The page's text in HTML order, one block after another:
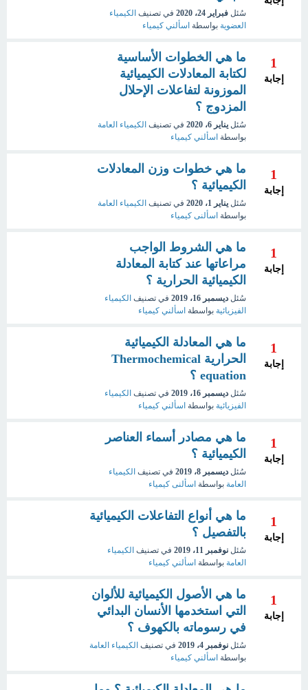
سُئل فبراير 24، 2020 في تصنيف الكيمياء
العضوية بواسطة اسألني كيمياء
1
إجابة
ما هي الخطوات الأساسية
لكتابة المعادلات الكيميائية
الموزونة لتفاعلات الإحلال
المزدوج ؟
سُئل يناير 6، 2020 في تصنيف الكيمياء العامة
بواسطة اسألني كيمياء
1
إجابة
ما هي خطوات وزن المعادلات
الكيميائية ؟
سُئل يناير 1، 2020 في تصنيف الكيمياء العامة
بواسطة اسألنى كيمياء
1
إجابة
ما هي الشروط الواجب
مراعاتها عند كتابة المعادلة
الكيميائية الحرارية ؟
سُئل ديسمبر 16، 2019 في تصنيف الكيمياء
الفيزيائية بواسطة اسألني كيمياء
1
إجابة
ما هي المعادلة الكيميائية
الحرارية Thermochemical
equation ؟
سُئل ديسمبر 16، 2019 في تصنيف الكيمياء
الفيزيائية بواسطة اسألني كيمياء
1
إجابة
ما هي مصادر أسماء العناصر
الكيميائية ؟
سُئل ديسمبر 8، 2019 في تصنيف الكيمياء
العامة بواسطة اسألنى كيمياء
1
إجابة
ما هي أنواع التفاعلات الكيميائية
بالتفصيل ؟
سُئل نوفمبر 11، 2019 في تصنيف الكيمياء
العامة بواسطة اسألني كيمياء
1
إجابة
ما هي الأصول الكيميائية للألوان
التي استخدمها الأنسان البدائي
في رسوماته بالكهوف ؟
سُئل نوفمبر 4، 2019 في تصنيف الكيمياء العامة
بواسطة اسألني كيمياء